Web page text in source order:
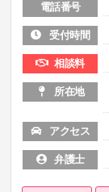
電話番号
受付時間
相談料
所在地
アクセス
弁護士